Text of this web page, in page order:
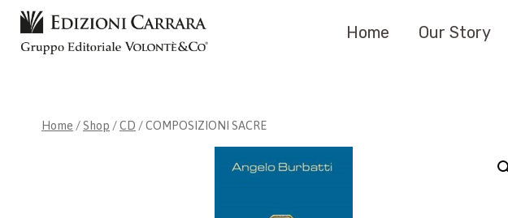
Skip
content
Home Our Story
Home / Shop /CD /COMPOSIZIONI SACRE